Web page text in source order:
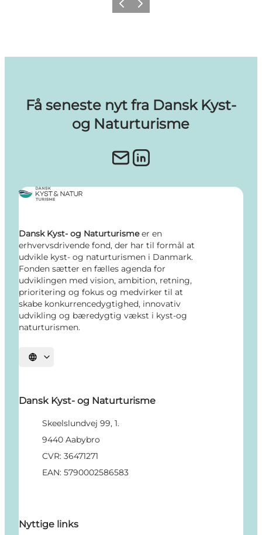
Forrige billede
Næste billede
Få seneste nyt fra Dansk Kyst-
og Naturturisme
Dansk Kyst- og Naturturismeer en
erhvervsdrivende fond, der har til formål at
udvikle kyst- og naturturismen i Danmark.
Fonden sætter en fælles agenda for
udviklingen med vision, ambition, retning,
prioritering og fokus og medvirker til at
skabe konkurrencedygtighed, innovativ
udvikling og bæredygtig vækst i kyst-og
naturturismen.
Vælg sprog
Dansk Kyst- og Naturturisme
Skeelslundvej 99, 1.
9440 Aabybro
CVR: 36471271
EAN: 5790002586583
Nyttige links